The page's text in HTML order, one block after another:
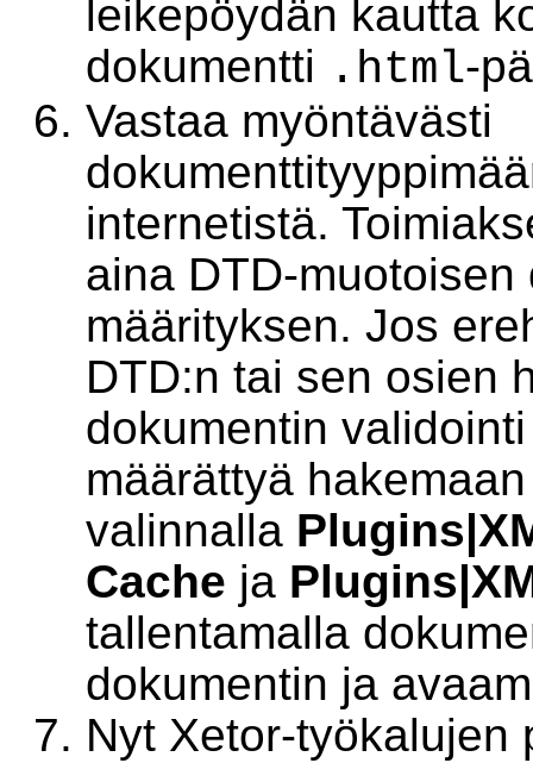
leikepöydän kautta
dokumentti .html-
Vastaa myöntävästi
internetistä.
aina DTD-
määrityksen. Jos
DTD:n tai sen osien
dokumentin
määrättyä
valinnalla
Cache ja
tallentamalla
dokumentin ja
Nyt Xetor-työkalujen